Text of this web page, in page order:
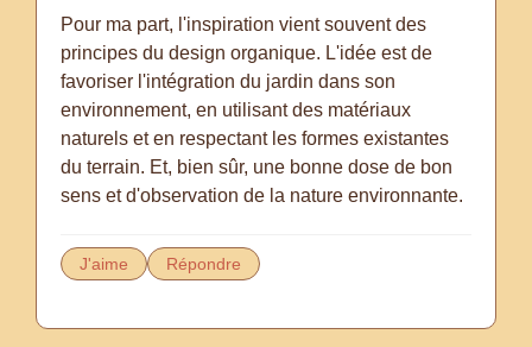
Pour ma part, l'inspiration vient souvent des
principes du design organique. L'idée est de
favoriser l'intégration du jardin dans son
environnement, en utilisant des matériaux
naturels et en respectant les formes existantes
du terrain. Et, bien sûr, une bonne dose de bon
sens et d'observation de la nature environnante.
J'aime Répondre